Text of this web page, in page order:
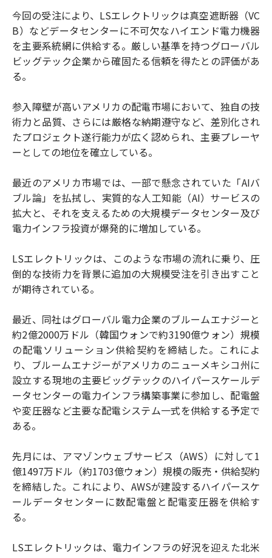
今回の受注により、LSエレクトリックは真空遮断器（VC
B）などデータセンターに不可欠なハイエンド電力機器
を主要系統網に供給する。厳しい基準を持つグローバル
ビッグテック企業から確固たる信頼を得たとの評価があ
る。
参入障壁が高いアメリカの配電市場において、独自の技
術力と品質、さらには厳格な納期遵守など、差別化され
たプロジェクト遂行能力が広く認められ、主要プレーヤ
ーとしての地位を確立している。
最近のアメリカ市場では、一部で懸念されていた「AIバ
ブル論」を払拭し、実質的な人工知能（AI）サービスの
拡大と、それを支えるための大規模データセンター及び
電力インフラ投資が爆発的に増加している。
LSエレクトリックは、このような市場の流れに乗り、圧
倒的な技術力を背景に追加の大規模受注を引き出すこと
が期待されている。
最近、同社はグローバル電力企業のブルームエナジーと
約2億2000万ドル（韓国ウォンで約3190億ウォン）規模
の配電ソリューション供給契約を締結した。これによ
り、ブルームエナジーがアメリカのニューメキシコ州に
設立する現地の主要ビッグテックのハイパースケールデ
ータセンターの電力インフラ構築事業に参加し、配電盤
や変圧器など主要な配電システム一式を供給する予定で
ある。
先月には、アマゾンウェブサービス（AWS）に対して1
億1497万ドル（約1703億ウォン）規模の販売・供給契約
を締結した。これにより、AWSが建設するハイパースケ
ールデータセンターに数配電盤と配電変圧器を供給す
る。
LSエレクトリックは、電力インフラの好況を迎えた北米